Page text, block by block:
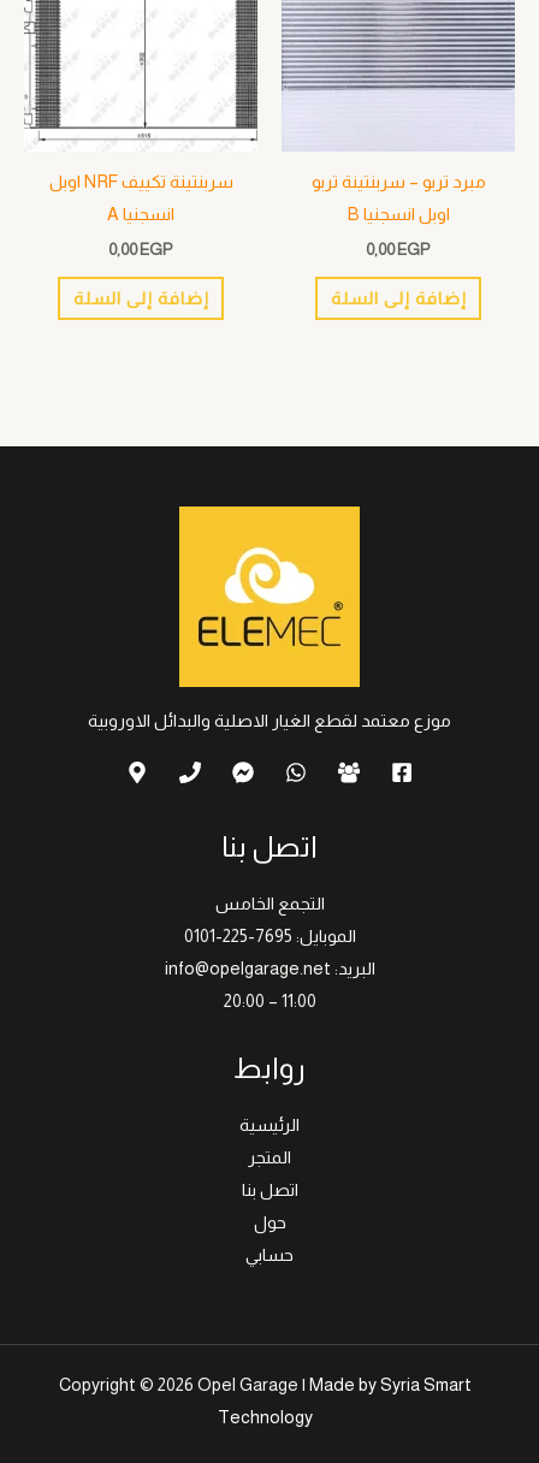
مبرد تربو – سربنتينة تربو
اوبل انسجنيا B
0,00 EGP
إضافة إلى السلة
سربنتينة تكييف NRF اوبل
انسجنيا A
0,00 EGP
إضافة إلى السلة
موزع معتمد لقطع الغيار الاصلية والبدائل الاوروبية
اتصل بنا
التجمع الخامس
الموبايل: 7695-225-0101
البريد: info@opelgarage.net
11:00 – 20:00
روابط
الرئيسية
المتجر
اتصل بنا
حول
حسابي
Copyright © 2026 Opel Garage | Made by Syria Smart
Technology